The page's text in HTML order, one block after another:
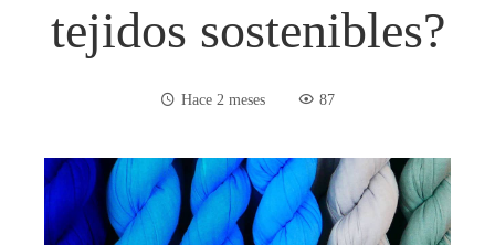
tejidos sostenibles?
Hace 2 meses 87